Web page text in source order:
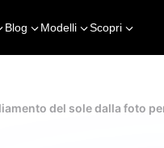
Blog Modelli Scopri
del sole dalla foto